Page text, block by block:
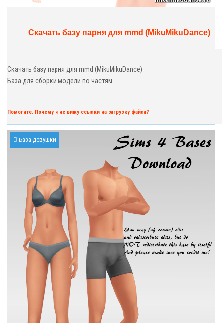
Скачать базу парня для mmd (MikuMikuDance)
Скачать базу парня для mmd (MikuMikuDance)
База для сборки модели по частям.
Помогите. Почему я не вижу ссылки на загрузку файла?
База девушки